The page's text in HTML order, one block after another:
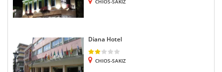
CHIOS-SAKIZ
Diana Hotel
CHIOS-SAKIZ